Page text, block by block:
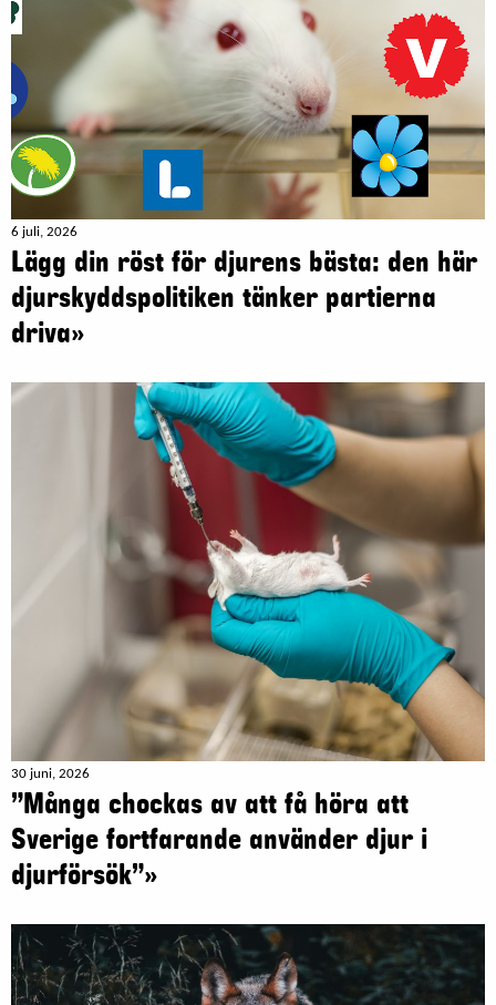
6 juli, 2026
Lägg din röst för djurens bästa: den här
djurskyddspolitiken tänker partierna
driva»
30 juni, 2026
”Många chockas av att få höra att
Sverige fortfarande använder djur i
djurförsök”»